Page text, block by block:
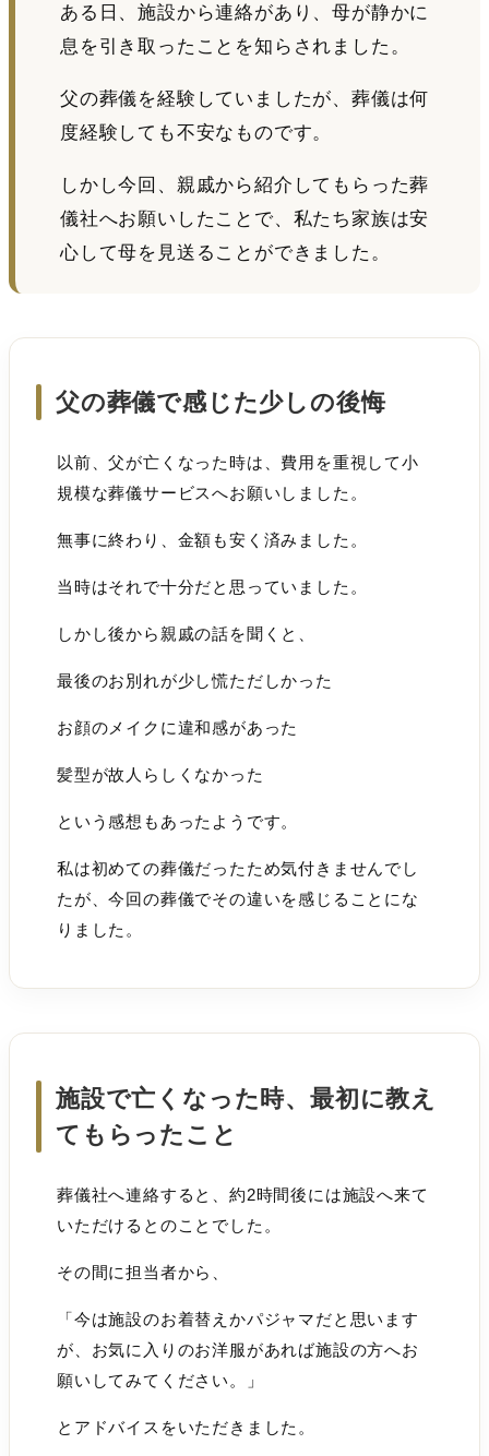
ある日、施設から連絡があり、母が静かに
息を引き取ったことを知らされました。
父の葬儀を経験していましたが、葬儀は何
度経験しても不安なものです。
しかし今回、親戚から紹介してもらった葬
儀社へお願いしたことで、私たち家族は安
心して母を見送ることができました。
父の葬儀で感じた少しの後悔
以前、父が亡くなった時は、費用を重視して小
規模な葬儀サービスへお願いしました。
無事に終わり、金額も安く済みました。
当時はそれで十分だと思っていました。
しかし後から親戚の話を聞くと、
最後のお別れが少し慌ただしかった
お顔のメイクに違和感があった
髪型が故人らしくなかった
という感想もあったようです。
私は初めての葬儀だったため気付きませんでし
たが、今回の葬儀でその違いを感じることにな
りました。
施設で亡くなった時、最初に教え
てもらったこと
葬儀社へ連絡すると、約2時間後には施設へ来て
いただけるとのことでした。
その間に担当者から、
「今は施設のお着替えかパジャマだと思います
が、お気に入りのお洋服があれば施設の方へお
願いしてみてください。」
とアドバイスをいただきました。